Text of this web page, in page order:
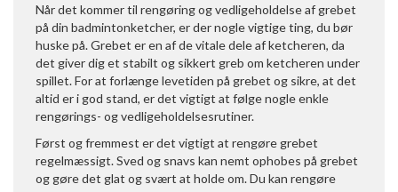
Når det kommer til rengøring og vedligeholdelse af grebet
på din badmintonketcher, er der nogle vigtige ting, du bør
huske på. Grebet er en af de vitale dele af ketcheren, da
det giver dig et stabilt og sikkert greb om ketcheren under
spillet. For at forlænge levetiden på grebet og sikre, at det
altid er i god stand, er det vigtigt at følge nogle enkle
rengørings- og vedligeholdelsesrutiner.
Først og fremmest er det vigtigt at rengøre grebet
regelmæssigt. Sved og snavs kan nemt ophobes på grebet
og gøre det glat og svært at holde om. Du kan rengøre